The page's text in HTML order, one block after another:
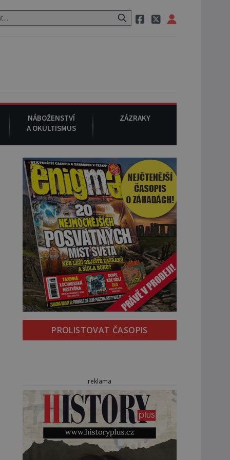
pak si na ulici zavolá taxi, nasedne do něj a už ho nikdy
NÁBOŽENSTVÍ
A OKULTISMUS
ZÁZRAKY
PROLISTOVAT ČASOPIS
reklama